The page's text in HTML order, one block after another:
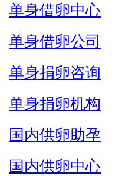
单身借卵中心
单身借卵公司
单身捐卵咨询
单身捐卵机构
国内供卵助孕
国内供卵中心